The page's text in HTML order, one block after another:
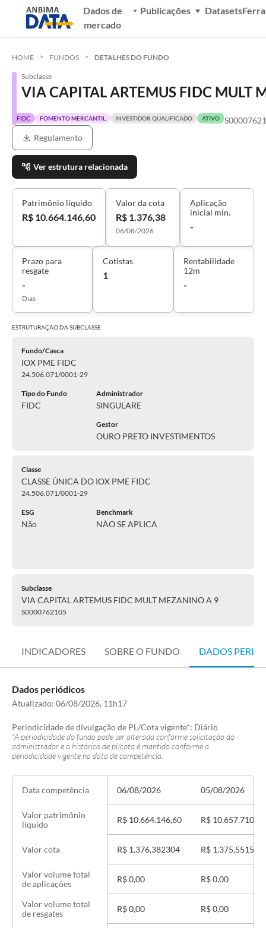
Dados de
mercado
Publicações Datasets
HOME FUNDOS DETALHES DO FUNDO
Subclasse
VIA CAPITAL ARTEMUS FIDC MULT
FIDC FOMENTO MERCANTIL INVESTIDOR QUALIFICADO ATIVO
Regulamento
Ver estrutura relacionada
Patrimônio líquido
R$ 10.664.146,60
Valor da cota
R$ 1.376,38
06/08/2026
Aplicação
inicial mín.
-
Prazo para
resgate
-
Dias
Cotistas
1
Rentabilidade
12m
-
ESTRUTURAÇÃO DASUBCLASSE
Fundo/Casca
IOX PME FIDC
24.506.071/0001-29
Tipo do Fundo
FIDC
Administrador
SINGULARE
Gestor
OURO PRETO INVESTIMENTOS
Classe
CLASSE ÚNICA DO IOX PME FIDC
24.506.071/0001-29
ESG
Não
Benchmark
NÃO SE APLICA
Subclasse
VIA CAPITAL ARTEMUS FIDC MULT MEZANINO A 9
S0000762105
INDICADORES SOBRE O FUNDO DADOS
Dados periódicos
Atualizado: 06/08/2026, 11h17
Periodicidade de divulgação de PL/Cota vigente*: Diário
*A periodicidade do fundo pode ser alterada conforme solicitação do
administrador e o histórico de pl/cota é mantido conforme a
periodicidade vigente na data de competência.
Data competência
Valor patrimônio
líquido
Valor cota
Valor volume total
de aplicações
Valor volume total
de resgates
06/08/2026
R$ 10.664.146,60
R$ 1.376,382304
R$ 0,00
R$ 0,00
05/08/2026
R$ 10.657.710,03
R$ 1.375,551560
R$ 0,00
R$ 0,00